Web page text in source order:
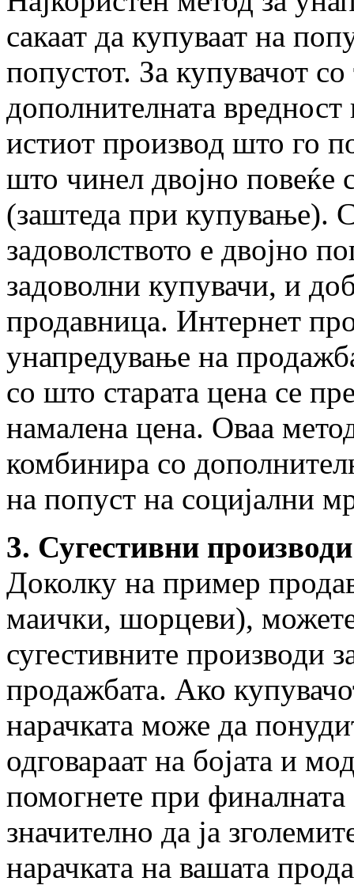
сакаат да купуваат на
попустот. За купувачот со
дополнителната
истиот производ што го
што чинел двојно повеќе
(заштеда при купување).
задоволството е двојно
задоволни купувачи, и
продавница. Интернет
унапредување на
со што старата цена се
намалена цена. Оваа
комбинира со
на попуст на социјални
3. Сугестивни производи
Доколку на пример
маички, шорцеви),
сугестивните производи
продажбата. Ако
нарачката може да
одговараат на бојата и
помогнете при
значително да ја
нарачката на вашата